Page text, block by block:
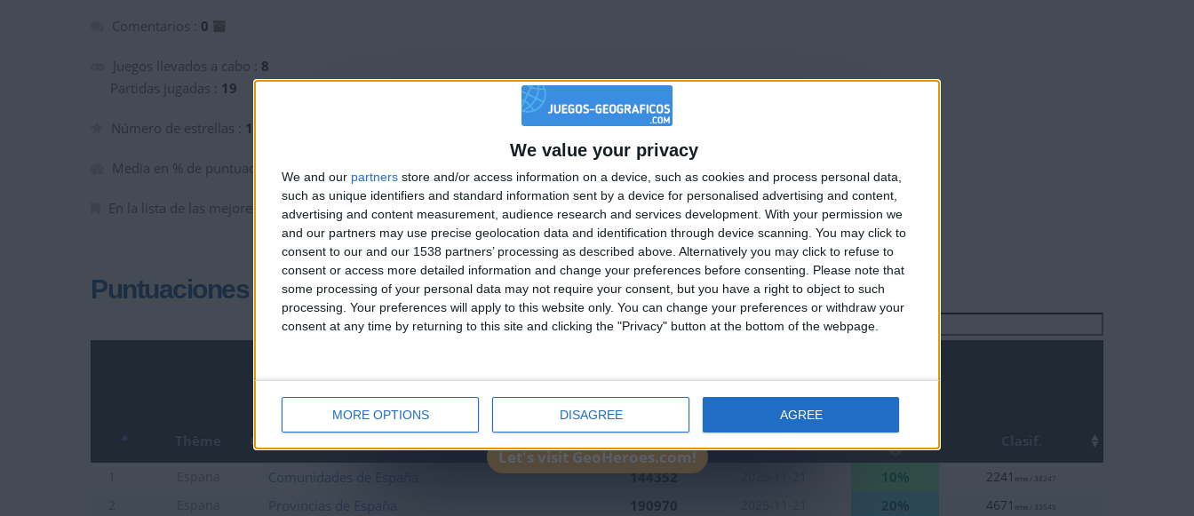
We value your privacy
We and our partners store and/or access information on a device, such as cookies and process personal data,
such as unique identifiers and standard information sent by a device for personalised advertising and content,
advertising and content measurement, audience research and services development. With your permission we
and our partners may use precise geolocation data and identification through device scanning. You may click to
consent to our and our 1538 partners’ processing as described above. Alternatively you may click to refuse to
consent or access more detailed information and change your preferences before consenting.
Please note that
some processing of your personal data may not require your consent, but you have a right to object to such
processing. Your preferences will apply to this website only. You can change your preferences or withdraw your
consent at any time by returning to this site and clicking the "Privacy" button at the bottom of the webpage.
MORE OPTIONS DISAGREE AGREE
Comentarios : 0
Juegos llevados a cabo : 8
Partidas jugadas : 19
Número de estrellas : 14
Media en % de puntuación max. : 82.42%
En la lista de las mejores partidas :0
Puntuaciones
Buscar:
1 1 1
Thème
Mejor
resultados
Top Clasif.
Comunidades de España 144352 10% 2241 eme / 38247
Provincias de España 190970 20% 4671 eme / 33545
🇺🇸 We noticed you’re visiting from
an English-speaking country
Join our American version now and be among
the firsts to submit your score on our
leaderboards!
Let's visit GeoHeroes.com!